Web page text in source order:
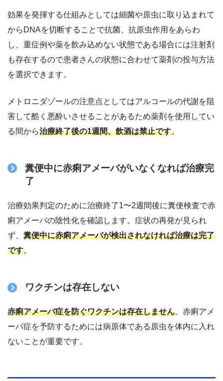
効果を発揮する仕組みとしては細菌や原虫に取り込まれて
からDNAを切断することで抗菌、抗原虫作用をあらわ
し、重症例や薬を飲み込めない状態である場合には注射剤
も存在するので患者さんの状態に合わせて薬剤の投与方法
を選択できます。
メトロニダゾールの注意点としてはアルコールの代謝を阻
害して酷く悪酔いさせることがあるため薬剤を使用してい
る間から治療終了後の1週間、飲酒は禁止です。
糞便中に赤痢アメーバがいなくなれば治療完
了
治療効果判定のために治療終了1〜2週間後に糞便検査で赤
痢アメーバの陰性化を確認します。症状の再発が見られ
ず、 糞便中に赤痢アメーバが検出されなければ治療は完了
です。
ワクチンは存在しない
赤痢アメーバ症を防ぐワクチンは存在しません。赤痢アメ
ーバ症を予防するためには病原体である原虫を体内に入れ
ないことが重要です。